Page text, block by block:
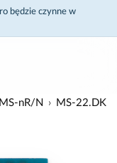
będzie czynne w
nR/N MS-22.DK